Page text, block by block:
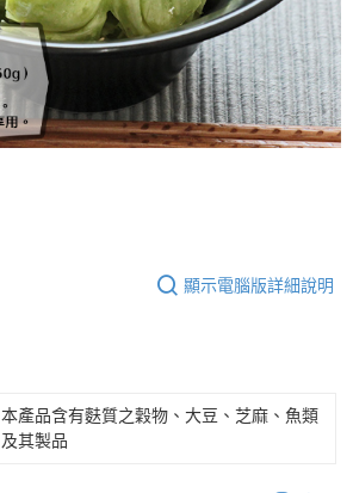
顯示電腦版詳細說明
本產品含有麩質之穀物、大豆、芝麻、魚類
及其製品